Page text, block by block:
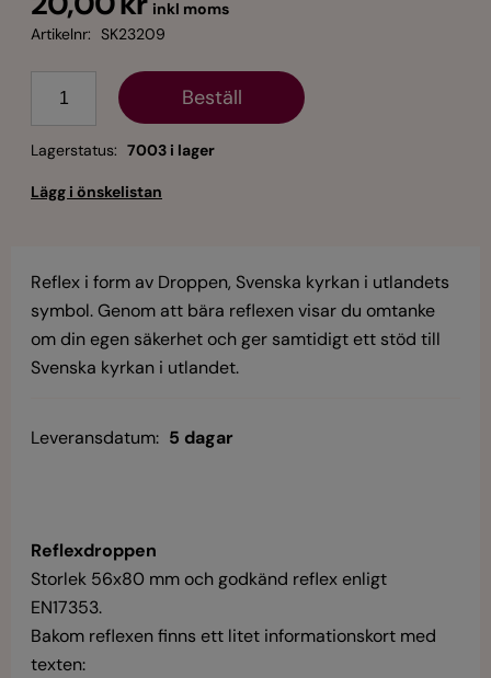
inkl moms
Artikelnr: SK23209
Antal
Lagerstatus: 7003 i lager
Reflex i form av Droppen, Svenska kyrkan i utlandets
symbol. Genom att bära reflexen visar du omtanke
om din egen säkerhet och ger samtidigt ett stöd till
Svenska kyrkan i utlandet.
Leveransdatum: 5 dagar
Reflexdroppen
Storlek 56x80 mm och godkänd reflex enligt
EN17353.
Bakom reflexen finns ett litet informationskort med
texten: